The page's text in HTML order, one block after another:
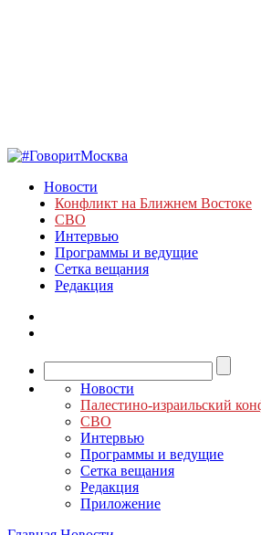
Новости
Конфликт на Ближнем Востоке
СВО
Интервью
Программы и ведущие
Сетка вещания
Редакция
Новости
Палестино-израильский
СВО
Интервью
Программы и ведущие
Сетка вещания
Редакция
Приложение